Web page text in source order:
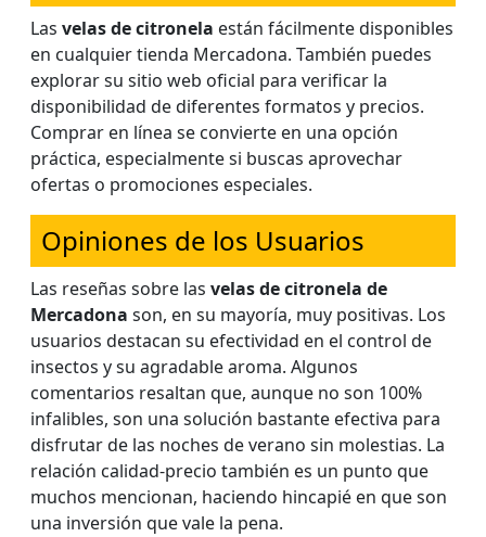
Las velas de citronela están fácilmente disponibles
en cualquier tienda Mercadona. También puedes
explorar su sitio web oficial para verificar la
disponibilidad de diferentes formatos y precios.
Comprar en línea se convierte en una opción
práctica, especialmente si buscas aprovechar
ofertas o promociones especiales.
Opiniones de los Usuarios
Las reseñas sobre las velas de citronela de
Mercadona son, en su mayoría, muy positivas. Los
usuarios destacan su efectividad en el control de
insectos y su agradable aroma. Algunos
comentarios resaltan que, aunque no son 100%
infalibles, son una solución bastante efectiva para
disfrutar de las noches de verano sin molestias. La
relación calidad-precio también es un punto que
muchos mencionan, haciendo hincapié en que son
una inversión que vale la pena.